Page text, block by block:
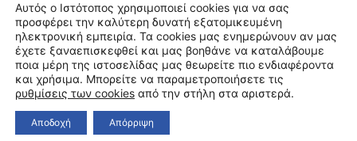
Πολιτική Απορρήτου
Όροι χρήσης
Πληρωμές & Αποστολές
©2021 ΤΕΛΛΟΓΛΕΙΟ ΙΔΡΥΜΑ ΤΕΧΝΩΝ Α.Π.Θ.
Αυτός ο Ιστότοπος χρησιμοποιεί cookies για να σας
προσφέρει την καλύτερη δυνατή εξατομικευμένη
ηλεκτρονική εμπειρία. Τα cookies μας ενημερώνουν αν μας
έχετε ξαναεπισκεφθεί και μας βοηθάνε να καταλάβουμε
ποια μέρη της ιστοσελίδας μας θεωρείτε πιο ενδιαφέροντα
και χρήσιμα. Μπορείτε να παραμετροποιήσετε τις
ρυθμίσεις των cookies από την στήλη στα αριστερά.
Αποδοχή Απόρριψη